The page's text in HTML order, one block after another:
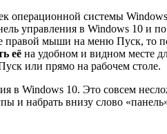
операционной системы
управления в Windows 10 и
мыши на меню Пуск, то
её на удобном и видном месте
или прямо на рабочем столе.
в Windows 10. Это совсем
и набрать внизу слово